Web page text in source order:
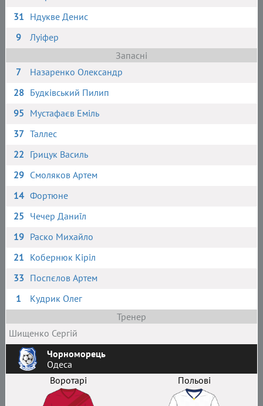
31 Ндукве Денис
9
Луіфер
Запасні
7
Назаренко Олександр
28 Будківський Пилип
95 Мустафаєв Еміль
37 Таллес
22 Грицук Василь
29 Смоляков Артем
14 Фортюне
25 Чечер Даниїл
19 Раско Михайло
21 Кобернюк Кіріл
33 Поспєлов Артем
1
Кудрик Олег
Тренер
Шищенко Сергій
Чорноморець
Одеса
Воротарі
Польові